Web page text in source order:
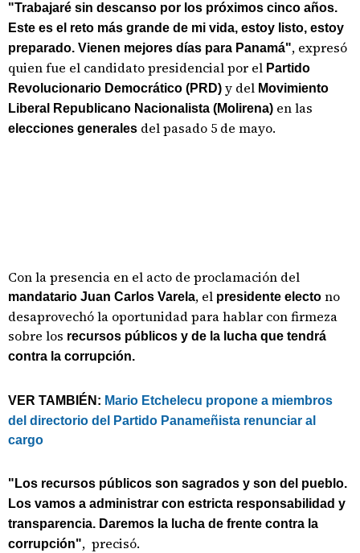
"Trabajaré sin descanso por los próximos cinco años.
Este es el reto más grande de mi vida, estoy listo, estoy
preparado. Vienen mejores días para Panamá", expresó
quien fue el candidato presidencial por el Partido
Revolucionario Democrático (PRD) y del Movimiento
Liberal Republicano Nacionalista (Molirena) en las
elecciones generales del pasado 5 de mayo.
Con la presencia en el acto de proclamación del
mandatario Juan Carlos Varela, el presidente electo no
desaprovechó la oportunidad para hablar con firmeza
sobre los recursos públicos y de la lucha que tendrá
contra la corrupción.
VER TAMBIÉN: Mario Etchelecu propone a miembros
del directorio del Partido Panameñista renunciar al
cargo
"Los recursos públicos son sagrados y son del pueblo.
Los vamos a administrar con estricta responsabilidad y
transparencia. Daremos la lucha de frente contra la
corrupción", precisó.